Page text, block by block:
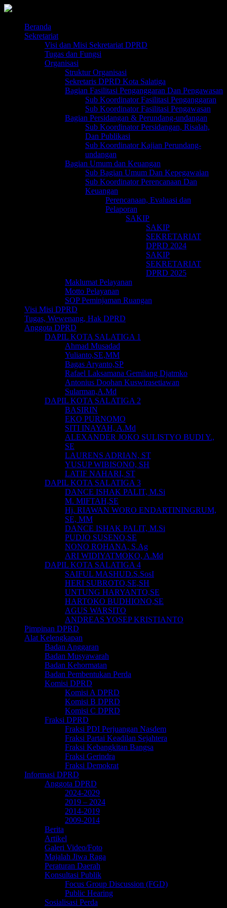
Skip
contentBeranda
Sekretariat
Visi dan Misi Sekretariat DPRD
Tugas dan Fungsi
Organisasi
Struktur Organisasi
Sekretaris DPRD Kota Salatiga
Bagian Fasilitasi Penganggaran Dan Pengawasan
Sub Koordinator Fasilitasi Penganggaran
Sub Koordinator Fasilitasi Pengawasan
Bagian Persidangan & Perundang-undangan
Sub Koordinator Persidangan, Risalah,
Dan Publikasi
Sub Koordinator Kajian Perundang-
undangan
Bagian Umum dan Keuangan
Sub Bagian Umum Dan Kepegawaian
Sub Koordinator Perencanaan Dan
Keuangan
Perencanaan, Evaluasi dan
Pelaporan
SAKIP
SAKIP
SEKRETARIAT
DPRD 2024
SAKIP
SEKRETARIAT
DPRD 2025
Maklumat Pelayanan
Motto Pelayanan
SOP Peminjaman Ruangan
Visi Misi DPRD
Tugas, Wewenang, Hak DPRD
Anggota DPRD
DAPIL KOTA SALATIGA 1
Ahmad Musadad
Yulianto,SE,MM
Bagas Aryanto,SP
Rafael Laksamana Gemilang Djatmko
Antonius Doohan Kuswirasetiawan
Sularman,A.Md
DAPIL KOTA SALATIGA 2
BASIRIN
EKO PURNOMO
SITI INAYAH, A.Md
ALEXANDER JOKO SULISTYO BUDI Y.,
SE
LAURENS ADRIAN, ST
YUSUP WIBISONO, SH
LATIF NAHARI, ST
DAPIL KOTA SALATIGA 3
DANCE ISHAK PALIT, M.Si
M. MIFTAH,SE
Hj. RIAWAN WORO ENDARTININGRUM,
SE, MM
DANCE ISHAK PALIT, M.Si
PUDJO SUSENO,SE
NONO ROHANA, S.Ag
ARI WIDIYATMOKO, A.Md
DAPIL KOTA SALATIGA 4
SAIFUL MASHUD.S.SosI
HERI SUBROTO,SE,SH
UNTUNG HARYANTO,SE
HARTOKO BUDHIONO,SE
AGUS WARSITO
ANDREAS YOSEP KRISTIANTO
Pimpinan DPRD
Alat Kelengkapan
Badan Anggaran
Badan Musyawarah
Badan Kehormatan
Badan Pembentukan Perda
Komisi DPRD
Komisi A DPRD
Komisi B DPRD
Komisi C DPRD
Fraksi DPRD
Fraksi PDI Perjuangan Nasdem
Fraksi Partai Keadilan Sejahtera
Fraksi Kebangkitan Bangsa
Fraksi Gerindra
Fraksi Demokrat
Informasi DPRD
Anggota DPRD
2024-2029
2019 – 2024
2014-2019
2009-2014
Berita
Artikel
Galeri Video/Foto
Majalah Jiwa Raga
Peraturan Daerah
Konsultasi Publik
Focus Group Discussion (FGD)
Public Hearing
Sosialisasi Perda